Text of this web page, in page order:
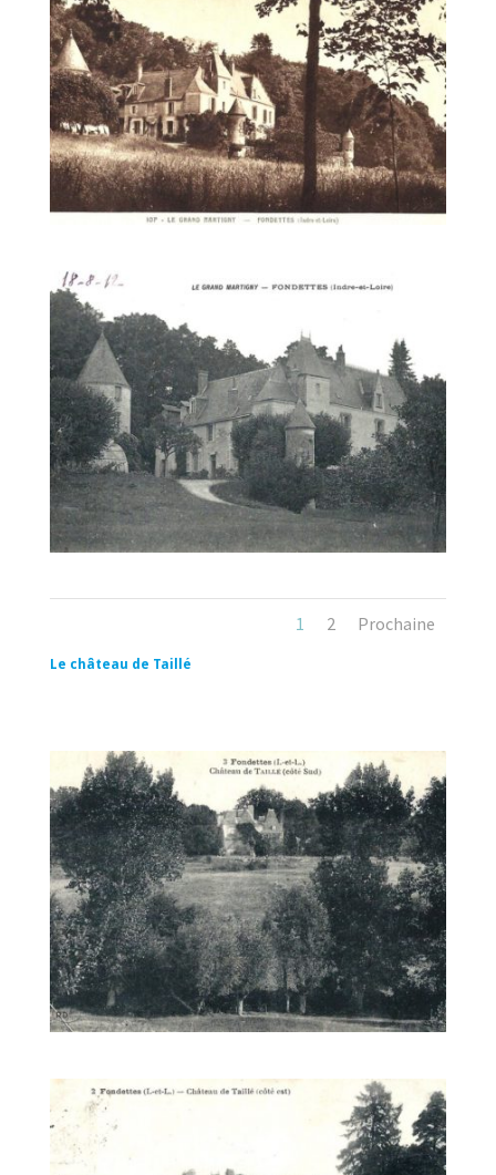
1 2 Prochaine
Le château de Taillé